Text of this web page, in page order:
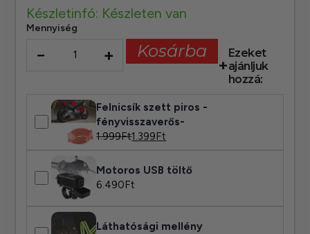
Készletinfó: Készleten van
Mennyiség
− + Kosárba
Ezeket
ajánljuk
hozzá:
Felnicsík szett piros -
fényvisszaverős-
1.999Ft1.399Ft
Motoros USB töltő
6.490Ft
Láthatósági mellény